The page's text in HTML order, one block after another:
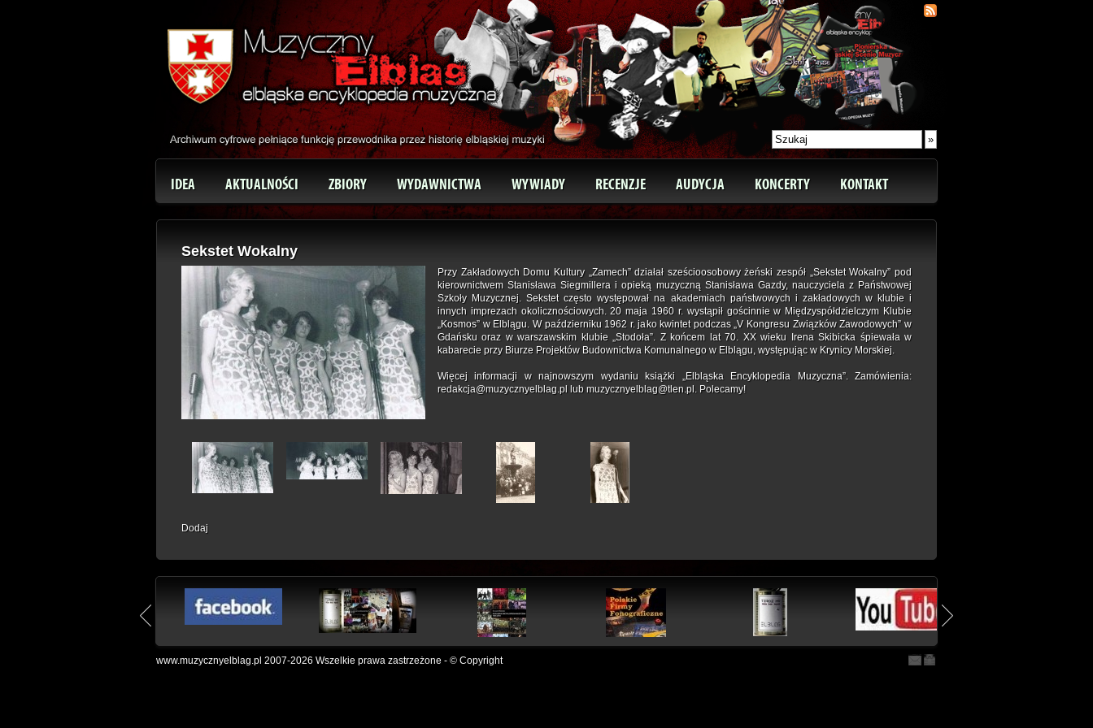
IDEA AKTUALNOŚCI ZBIORY WYDAWNICTWA WYWIADY RECENZJE AUDYCJA KONCERTY KONTAKT
Sekstet Wokalny
Przy Zakładowych Domu Kultury „Zamech” działał sześcioosobowy żeński zespół „Sekstet Wokalny” pod
kierownictwem Stanisława Siegmillera i opieką muzyczną Stanisława Gazdy, nauczyciela z Państwowej
Szkoły Muzycznej.Sekstet często występował na akademiach państwowych i zakładowych w klubie i
innych imprezach okolicznościowych. 20 maja 1960 r. wystąpił gościnnie w Międzyspółdzielczym Klubie
„Kosmos” w Elblągu. W październiku 1962 r. jako kwintet podczas „V Kongresu Związków Zawodowych” w
Gdańsku oraz w warszawskim klubie „Stodoła”. Z końcem lat 70. XX wieku Irena Skibicka śpiewała w
kabarecie przy Biurze Projektów Budownictwa Komunalnego w Elblągu, występując w Krynicy Morskiej.
Więcej informacji w najnowszym wydaniu książki „Elbląska Encyklopedia Muzyczna”. Zamówienia:
redakcja@muzycznyelblag.pl lub muzycznyelblag@tlen.pl. Polecamy!
Dodaj
www.muzycznyelblag.pl 2007-2026 Wszelkie prawa zastrzeżone - © Copyright